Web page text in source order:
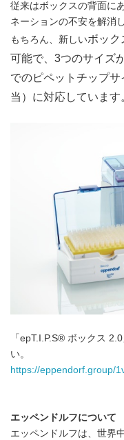
従来はボックスの背面に
ネーションの不安を解消
もちろん、新しいボック
可能で、3つのサイズ
でのピペットチップ
当）に対応しています
「epT.I.P.S® ボックス
い。
https://eppendorf.group/
エッペンドルフについて
エッペンドルフは、世界